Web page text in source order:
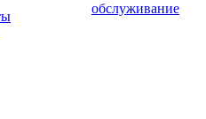
обслуживание